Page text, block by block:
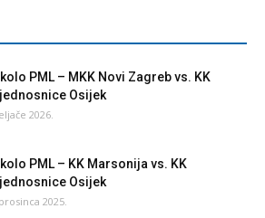
PML – MKK Novi Zagreb vs. KK
Osijek
2026.
PML – KK Marsonija vs. KK
Osijek
2025.